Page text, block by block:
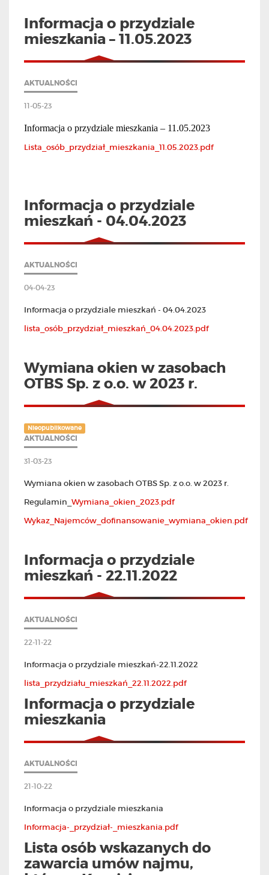
Informacja o przydziale
mieszkania – 11.05.2023
AKTUALNOŚCI
11-05-23
Informacja o przydziale mieszkania – 11.05.2023
Lista_osób_przydział_mieszkania_11.05.2023.pdf
Informacja o przydziale
mieszkań - 04.04.2023
AKTUALNOŚCI
04-04-23
Informacja o przydziale mieszkań - 04.04.2023
lista_osób_przydział_mieszkań_04.04.2023.pdf
Wymiana okien w zasobach
OTBS Sp. z o.o. w 2023 r.
Nieopublikowane
AKTUALNOŚCI
31-03-23
Wymiana okien w zasobach OTBS Sp. z o.o. w 2023 r.
Regulamin_ Wymiana_okien_2023.pdf
Wykaz_Najemców_dofinansowanie_wymiana_okien.pdf
Informacja o przydziale
mieszkań - 22.11.2022
AKTUALNOŚCI
22-11-22
Informacja o przydziale mieszkań-22.11.2022
lista_przydziału_mieszkań_22.11.2022.pdf
Informacja o przydziale
mieszkania
AKTUALNOŚCI
21-10-22
Informacja o przydziale mieszkania
Informacja-_przydział-_mieszkania.pdf
Lista osób wskazanych do
zawarcia umów najmu,